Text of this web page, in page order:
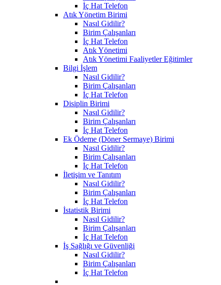
İç Hat Telefon
Atık Yönetim Birimi
Nasıl Gidilir?
Birim Çalışanları
İç Hat Telefon
Atık Yönetimi
Atık Yönetimi Faaliyetler Eğitimler
Bilgi İşlem
Nasıl Gidilir?
Birim Çalışanları
İç Hat Telefon
Disiplin Birimi
Nasıl Gidilir?
Birim Çalışanları
İç Hat Telefon
Ek Ödeme (Döner Sermaye) Birimi
Nasıl Gidilir?
Birim Çalışanları
İç Hat Telefon
İletişim ve Tanıtım
Nasıl Gidilir?
Birim Çalışanları
İç Hat Telefon
İstatistik Birimi
Nasıl Gidilir?
Birim Çalışanları
İç Hat Telefon
İş Sağlığı ve Güvenliği
Nasıl Gidilir?
Birim Çalışanları
İç Hat Telefon